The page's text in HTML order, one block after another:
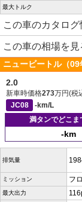
最大トルク
この車のカタログ
この車の相場を見
ニュービートル（
2.0
新車時価格273万円(税
JC08
-km/L
満タンでどこま
-km
排気量
ミッション フ
最大出力